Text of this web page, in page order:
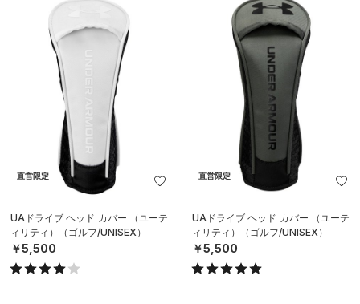
直営限定
UAドライブ ヘッド カバー （ユーテ
ィリティ）（ゴルフ/UNISEX）
￥5,500
直営限定
UAドライブ ヘッド カバー （ユーテ
ィリティ）（ゴルフ/UNISEX）
￥5,500